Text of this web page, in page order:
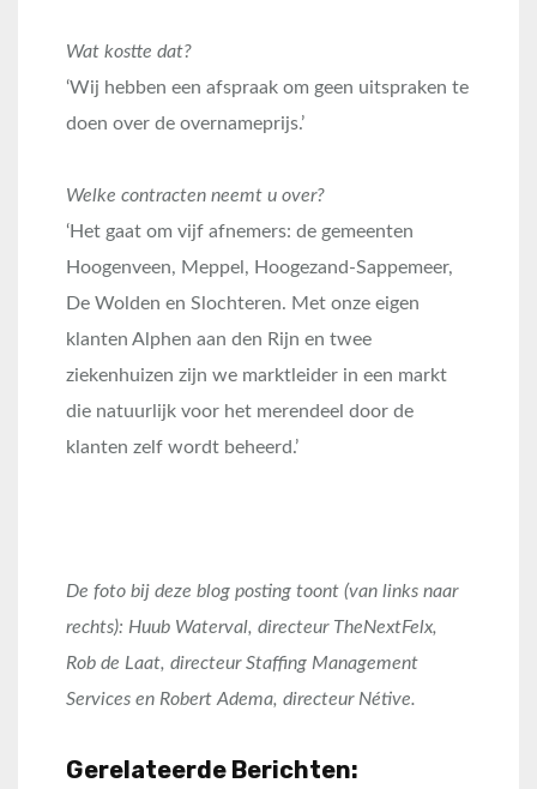
Wat kostte dat?
‘Wij hebben een afspraak om geen uitspraken te
doen over de overnameprijs.’
Welke contracten neemt u over?
‘Het gaat om vijf afnemers: de gemeenten
Hoogenveen, Meppel, Hoogezand-Sappemeer,
De Wolden en Slochteren. Met onze eigen
klanten Alphen aan den Rijn en twee
ziekenhuizen zijn we marktleider in een markt
die natuurlijk voor het merendeel door de
klanten zelf wordt beheerd.’
De foto bij deze blog posting toont (van links naar
rechts): Huub Waterval, directeur TheNextFelx,
Rob de Laat, directeur Staffing Management
Services en Robert Adema, directeur Nétive.
Gerelateerde Berichten: